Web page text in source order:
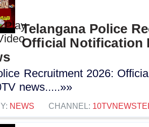
Telangana Police
Official Notification
Recruitment 2026:
news.....»»
NEWS CHANNEL: